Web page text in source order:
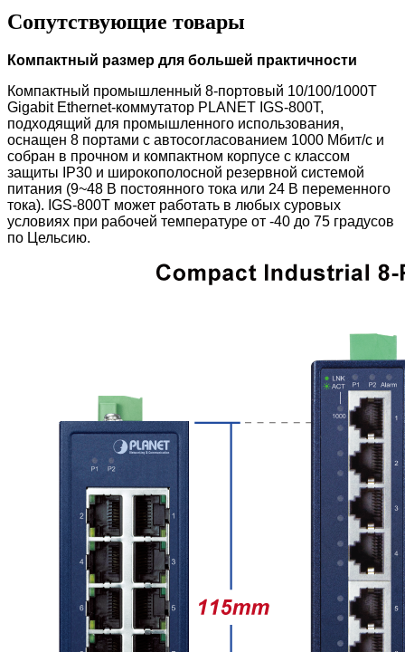
Сопутствующие товары
Компактный размер для большей практичности
Компактный промышленный 8-портовый 10/100/1000T
Gigabit Ethernet-коммутатор PLANET IGS-800T,
подходящий для промышленного использования,
оснащен 8 портами с автосогласованием 1000 Мбит/с и
собран в прочном и компактном корпусе с классом
защиты IP30 и широкополосной резервной системой
питания (9~48 В постоянного тока или 24 В переменного
тока). IGS-800T может работать в любых суровых
условиях при рабочей температуре от -40 до 75 градусов
по Цельсию.